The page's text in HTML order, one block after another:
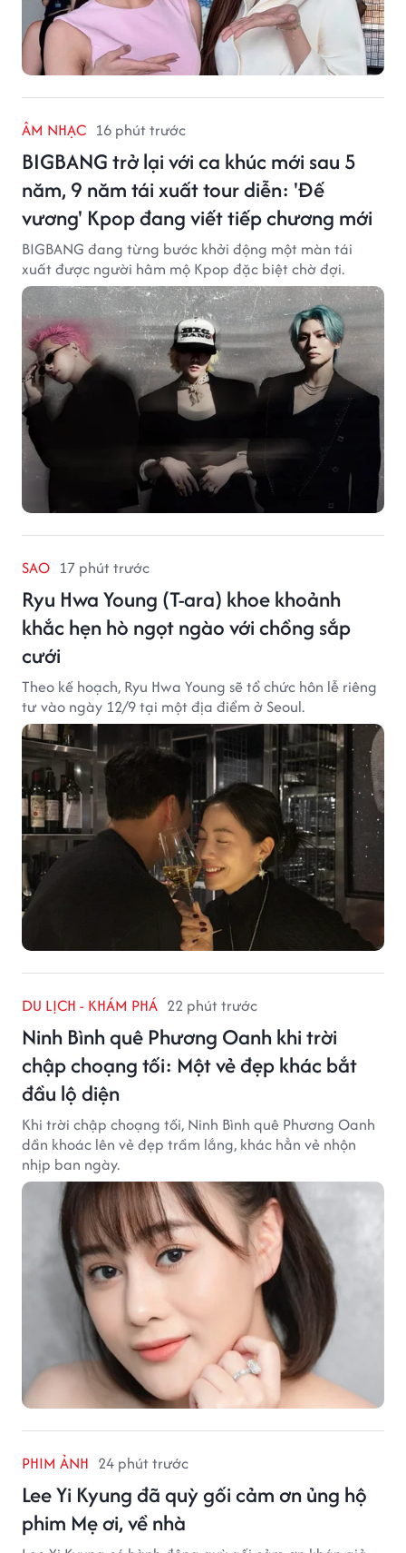
ÂM NHẠC 16 phút trước
BIGBANG trở lại với ca khúc mới sau 5
năm, 9 năm tái xuất tour diễn: 'Đế
vương' Kpop đang viết tiếp chương mới
BIGBANG đang từng bước khởi động một màn tái
xuất được người hâm mộ Kpop đặc biệt chờ đợi.
SAO 17 phút trước
Ryu Hwa Young (T-ara) khoe khoảnh
khắc hẹn hò ngọt ngào với chồng sắp
cưới
Theo kế hoạch, Ryu Hwa Young sẽ tổ chức hôn lễ riêng
tư vào ngày 12/9 tại một địa điểm ở Seoul.
DU LỊCH - KHÁM PHÁ 22 phút trước
Ninh Bình quê Phương Oanh khi trời
chập choạng tối: Một vẻ đẹp khác bắt
đầu lộ diện
Khi trời chập choạng tối, Ninh Bình quê Phương Oanh
dần khoác lên vẻ đẹp trầm lắng, khác hẳn vẻ nhộn
nhịp ban ngày.
PHIM ẢNH 24 phút trước
Lee Yi Kyung đã quỳ gối cảm ơn ủng hộ
phim Mẹ ơi, về nhà